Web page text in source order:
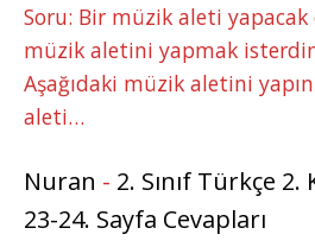
Soru: Bir müzik aleti yapacak
müzik aletini yapmak
Aşağıdaki müzik aletini
aleti…
Nuran - 2. Sınıf Türkçe
23-24. Sayfa Cevapları